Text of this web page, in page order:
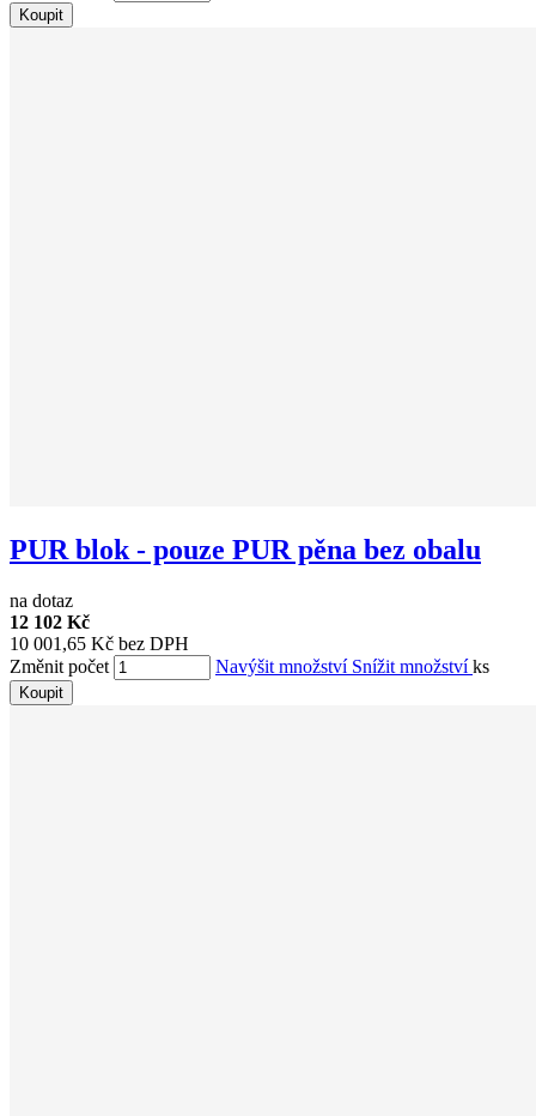
Koupit
PUR blok - pouze PUR pěna bez obalu
na dotaz
12 102 Kč
10 001,65 Kč bez DPH
Změnit počet
Navýšit množství Snížit množstvíks
Koupit